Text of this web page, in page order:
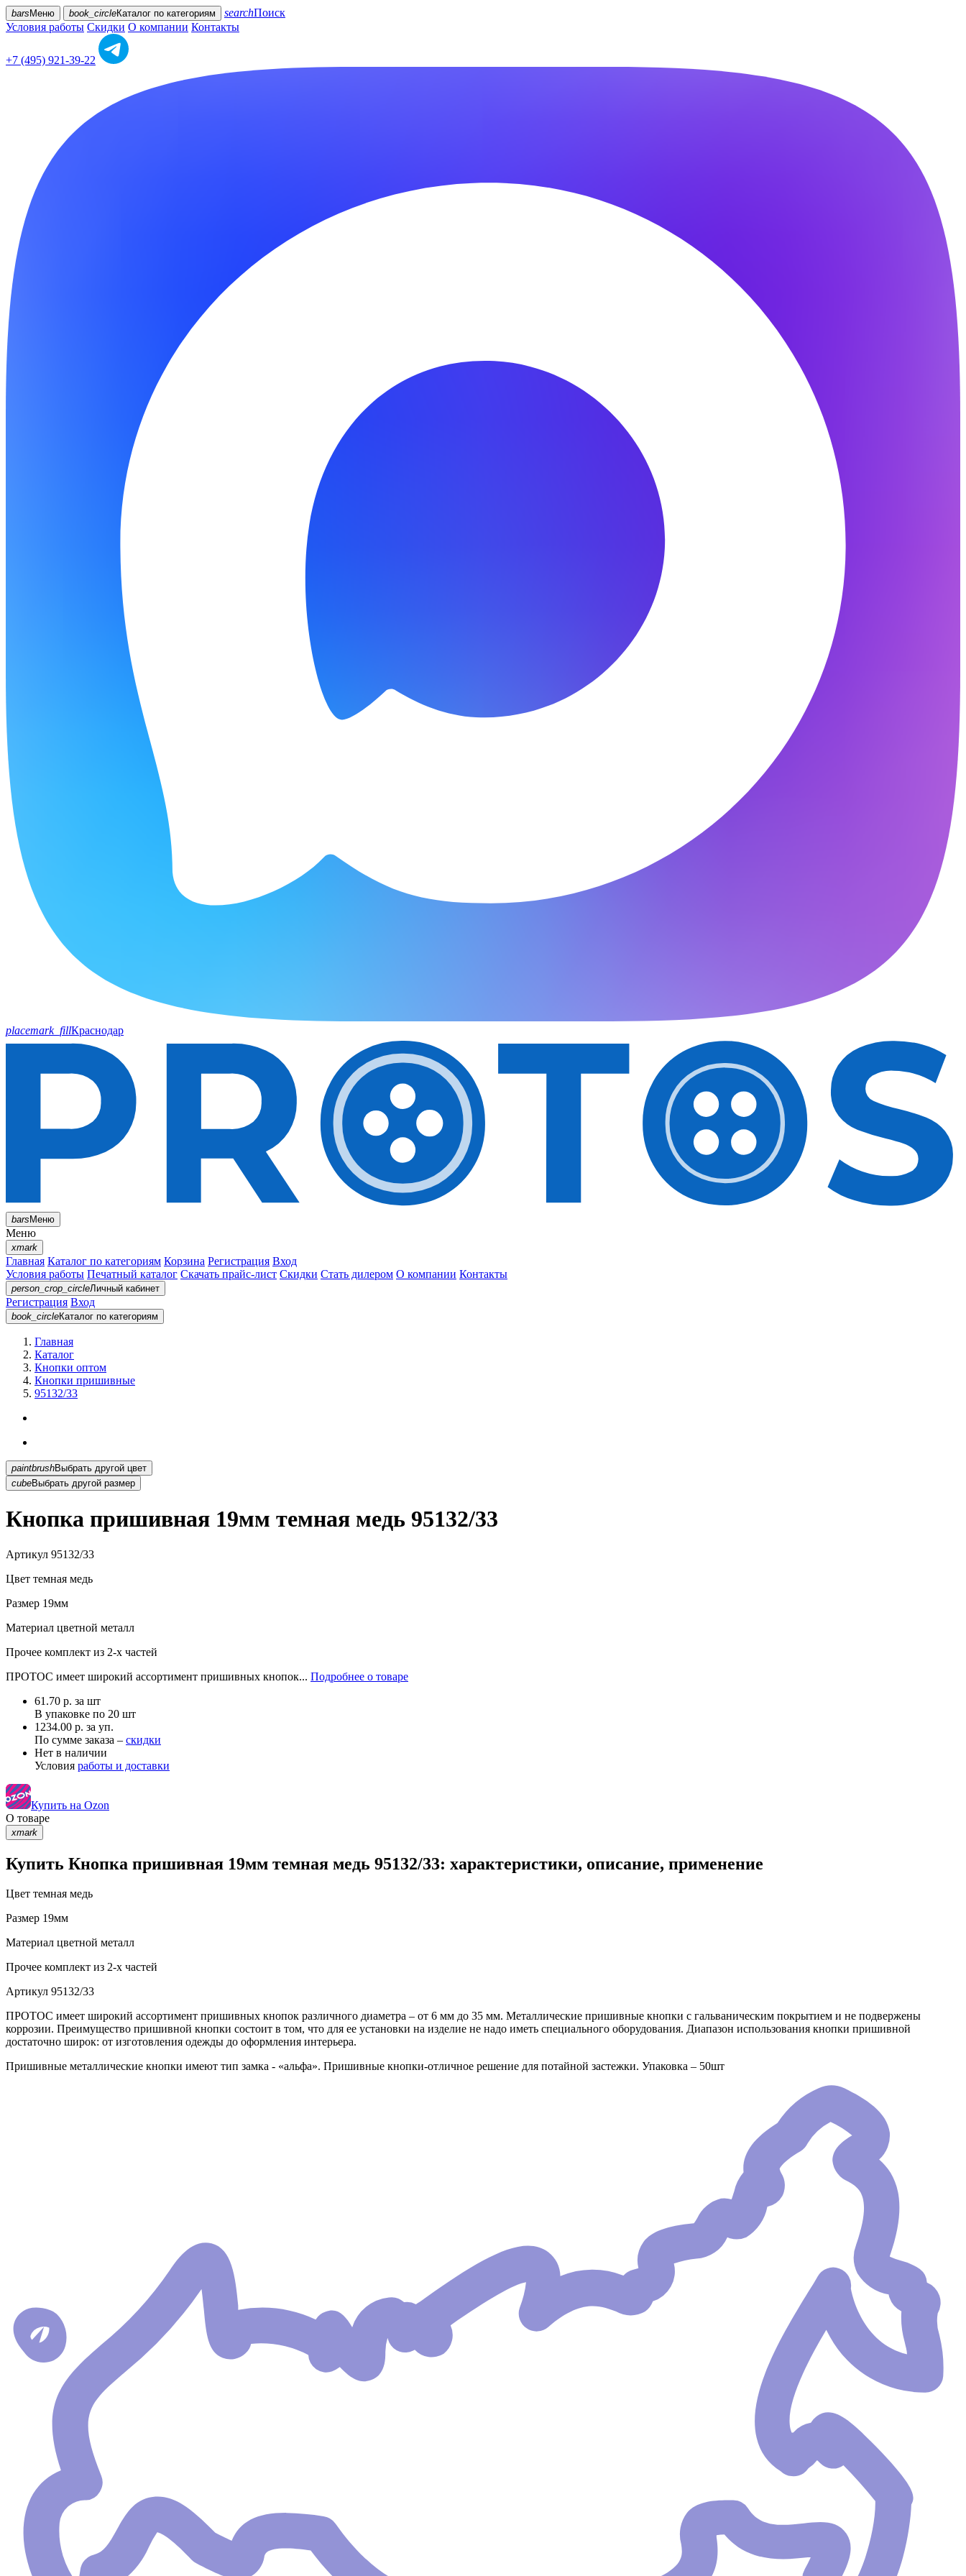
bars Меню book_circleКаталог по категориям searchПоиск
Условия работы Скидки О компании Контакты
+7 (495) 921-39-22
placemark_fillКраснодар
barsМеню
Меню
xmark
Главная Каталог по категориям Корзина Регистрация Вход
Условия работы Печатный каталог Скачать прайс-лист Скидки Стать дилером О компании Контакты
person_crop_circleЛичный кабинет
Регистрация Вход
book_circleКаталог по категориям
Главная
Каталог
Кнопки оптом
Кнопки пришивные
95132/33
paintbrush
Выбрать другой цвет
cubeВыбрать другой размер
Кнопка пришивная 19мм темная медь 95132/33
Артикул 95132/33
Цвет темная медь
Размер 19мм
Материал цветной металл
Прочее комплект из 2-х частей
ПРОТОС имеет широкий ассортимент пришивных кнопок... Подробнее о товаре
61.70 р. за шт
В упаковке по 20 шт
1234.00 р. за уп.
По сумме заказа – скидки
Нет в наличии
Условия работы и доставки
Купить на Ozon
О товаре
xmark
Купить Кнопка пришивная 19мм темная медь 95132/33: характеристики, описание, применение
Цвет темная медь
Размер 19мм
Материал цветной металл
Прочее комплект из 2-х частей
Артикул 95132/33
ПРОТОС имеет широкий ассортимент пришивных кнопок различного диаметра – от 6 мм до 35 мм. Металлические пришивные кнопки с гальваническим покрытием и не подвержены
коррозии. Преимущество пришивной кнопки состоит в том, что для ее установки на изделие не надо иметь специального оборудования. Диапазон использования кнопки пришивной
достаточно широк: от изготовления одежды до оформления интерьера.
Пришивные металлические кнопки имеют тип замка - «альфа». Пришивные кнопки-отличное решение для потайной застежки. Упаковка – 50шт